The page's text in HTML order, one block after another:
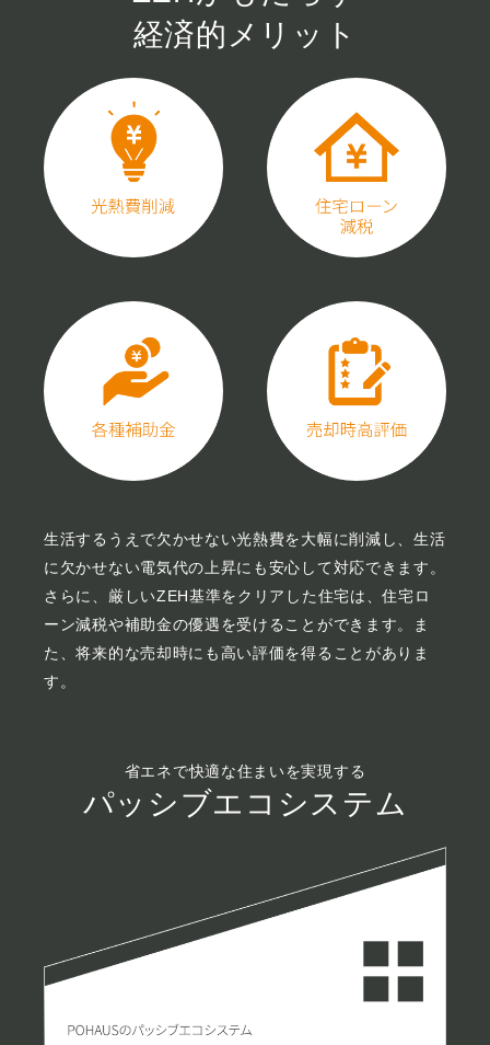
経済的メリット
生活するうえで欠かせない光熱費を大幅に削減し、生活
に欠かせない電気代の上昇にも安心して対応できます。
さらに、厳しいZEH基準をクリアした住宅は、住宅ロ
ーン減税や補助金の優遇を受けることができます。
ま
た、将来的な売却時にも高い評価を得ることがありま
す。
省エネで快適な住まいを実現する
パッシブエコシステム